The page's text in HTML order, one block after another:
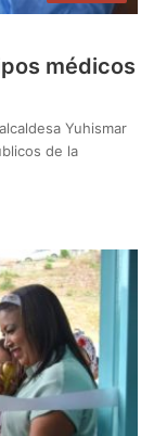
médicos
Yuhismar
de la